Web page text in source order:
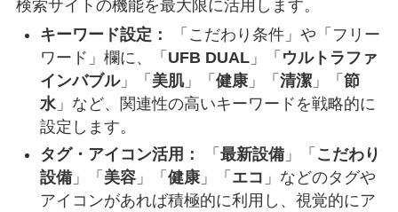
検索サイトの機能を最大限に活用します。
キーワード設定：
「こだわり条件」や「フリー
ワード」欄に、「 UFB DUAL」「 ウルトラファ
インバブル」「 美肌」「 健康」「 清潔」「 節
水」など、関連性の高いキーワードを戦略的に
設定します。
タグ・アイコン活用：
「 最新設備」「 こだわり
設備」「 美容」「 健康」「 エコ 」などのタグや
アイコンがあれば積極的に利用し、視覚的にア